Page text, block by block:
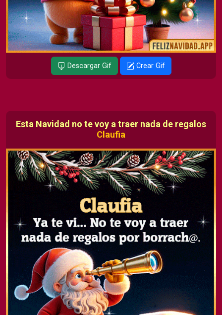
Descargar Gif Crear Gif
Esta Navidad no te voy a traer nada de regalos
Claufia